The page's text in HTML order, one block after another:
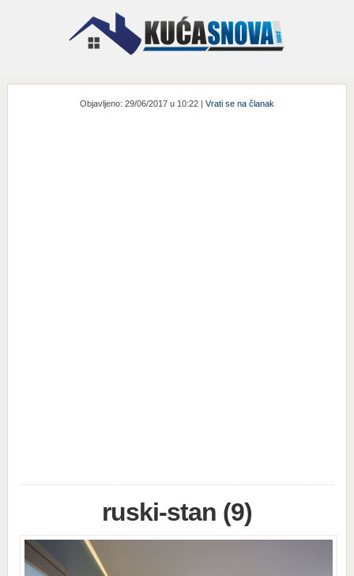
Objavljeno: 29/06/2017 u 10:22 | Vrati se na članak
ruski-stan (9)